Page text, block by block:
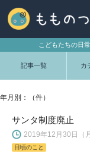
こどもたちの日
記事一覧 カ
年月別：（件）
サンタ制度廃止
2019年12月30日
日頃のこと